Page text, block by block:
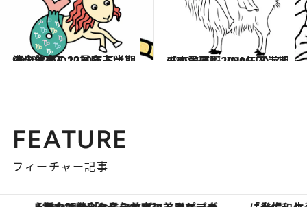
2020.6.27
流光七奈の12星座占い 【山羊座】2020年下半期の全体運
占い 2020.6.24
【山羊座】2020年下半期の恋愛運♡ JINMUのアムール占星術
占い
FEATURE
フィーチャー記事